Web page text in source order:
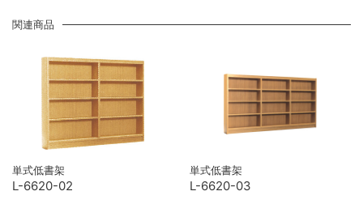
関連商品
単式低書架
L-6620-02
単式低書架
L-6620-03